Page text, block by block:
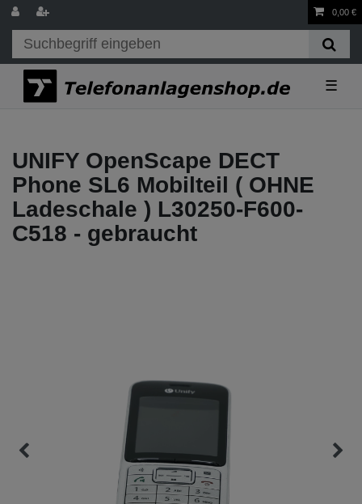
0,00 €
☰
UNIFY OpenScape DECT
Phone SL6 Mobilteil ( OHNE
Ladeschale ) L30250-F600-
C518 - gebraucht